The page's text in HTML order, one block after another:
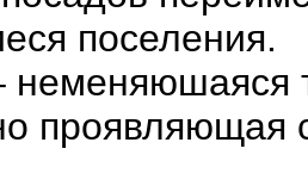
поселения.
проявляющая